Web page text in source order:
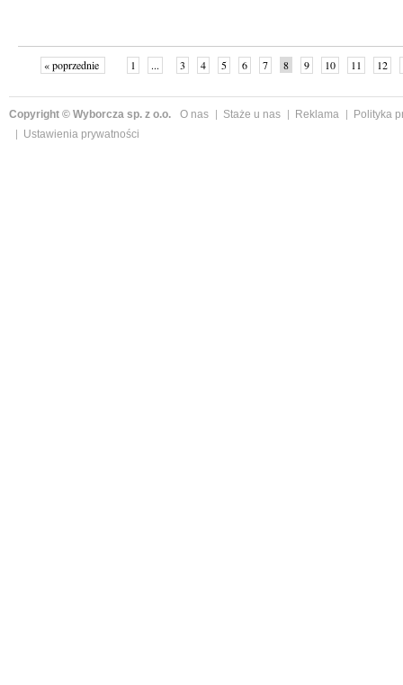
« poprzednie 1 ... 3 4 5 6 7 8 9 10 11 12
Copyright © Wyborcza sp. z o.o. O nas Staże u nas Reklama
Polityka
Ustawienia prywatności